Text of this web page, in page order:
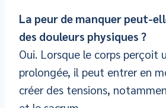
La peur de manquer peut-
des douleurs physiques ?
Oui. Lorsque le corps perçoit
prolongée, il peut entrer en
créer des tensions,